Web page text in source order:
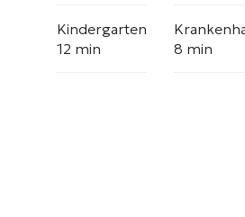
Kindergarten
12 min
8 min